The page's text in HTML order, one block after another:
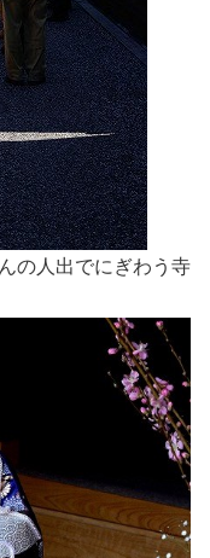
の人出でにぎわう寺